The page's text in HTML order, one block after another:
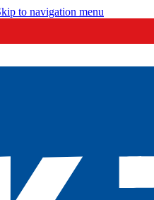
to navigation menu